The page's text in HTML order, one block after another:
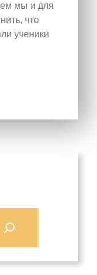
мы и для
что
ученики